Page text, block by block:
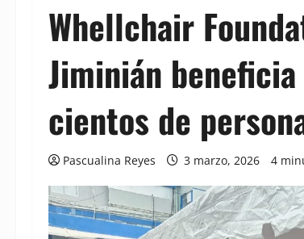
Whellchair
Jiminián
cientos de
Pascualina Reyes 3 marzo, 2026 4